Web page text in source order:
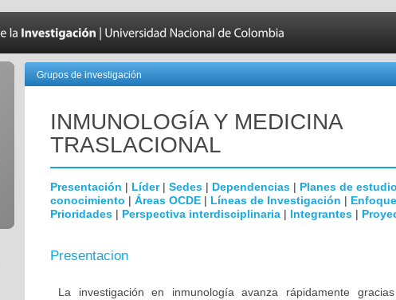
Grupos de investigación
INMUNOLOGÍA Y MEDICINA
TRASLACIONAL
Presentación | Líder| Sedes | Dependencias | Planes de
conocimiento | Áreas OCDE | Líneas de Investigación |
Prioridades | Perspectiva interdisciplinaria | Integrantes |
Presentacion
La investigación en inmunología avanza rápidamente